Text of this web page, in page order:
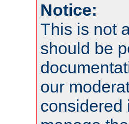
Notice:
This is not
should be
our
considered